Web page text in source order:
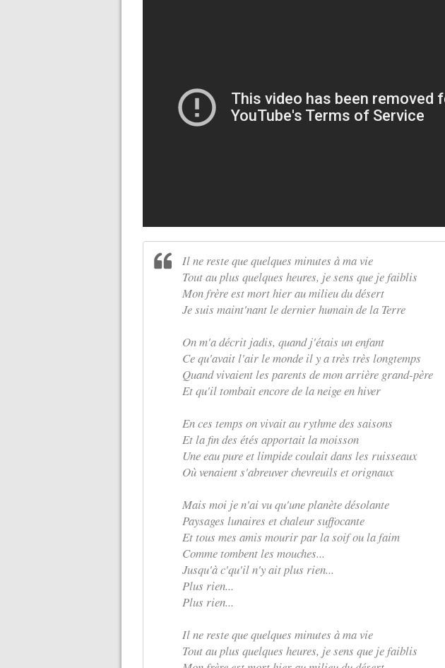
Il ne reste que quelques minutes à ma vie
Tout au plus quelques heures, je sens que je faiblis
Mon frère est mort hier au milieu du désert
Je suis maint'nant le dernier humain de la Terre
On m'a décrit jadis, quand j'étais un enfant
Ce qu'avait l'air le monde il y a très très longtemps
Quand vivaient les parents de mon arrière grand-père
Et qu'il tombait encore de la neige en hiver
En ces temps on vivait au rythme des saisons
Et la fin des étés apportait la moisson
Une eau pure et limpide coulait dans les ruisseaux
Où venaient s'abreuver chevreuils et orignaux
Mais moi je n'ai vu qu'une planète désolante
Paysages lunaires et chaleur suffocante
Et tous mes amis mourir par la soif ou la faim
Comme tombent les mouches...
Jusqu'à c'qu'il n'y ait plus rien...
Plus rien...
Plus rien...
Il ne reste que quelques minutes à ma vie
Tout au plus quelques heures, je sens que je faiblis